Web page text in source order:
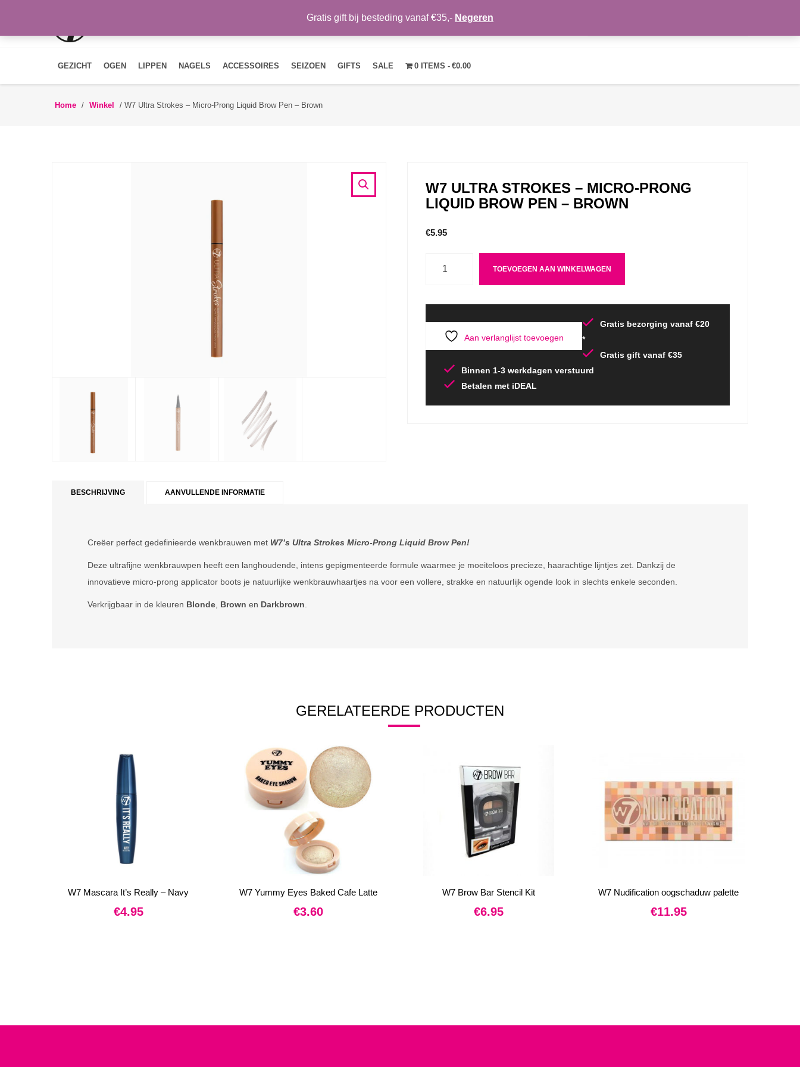
OVER ONS NIEUWS CONTACT MIJN ACCOUNT
GEZICHT OGEN LIPPEN NAGELS ACCESSOIRES SEIZOEN GIFTS SALE 0 ITEMS €0.00
Home / Winkel / W7 Ultra Strokes – Micro-Prong Liquid Brow Pen – Brown
W7 ULTRA STROKES – MICRO-PRONG
LIQUID BROW PEN – BROWN
€5.95
TOEVOEGEN AAN WINKELWAGEN
Aan verlanglijst toevoegen
Gratis bezorging vanaf €20
*
Gratis gift vanaf €35
Binnen 1-3 werkdagen verstuurd
Betalen met iDEAL
BESCHRIJVING AANVULLENDE INFORMATIE
Creëer perfect gedefinieerde wenkbrauwen met W7’s Ultra Strokes Micro-Prong Liquid Brow Pen!
Deze ultrafijne wenkbrauwpen heeft een langhoudende, intens gepigmenteerde formule waarmee je moeiteloos precieze, haarachtige lijntjes zet. Dankzij de
innovatieve micro-prong applicator boots je natuurlijke wenkbrauwhaartjes na voor een vollere, strakke en natuurlijk ogende look in slechts enkele seconden.
Verkrijgbaar in de kleuren Blonde Brown en Darkbrown
GERELATEERDE PRODUCTEN
W7 Mascara It’s Really – Navy
€4.95
W7 Yummy Eyes Baked Cafe Latte
€3.60
W7 Brow Bar Stencil Kit
€6.95
W7 Nudification oogschaduw palette
€11.95
Gratis gift bij besteding vanaf €35,- Negeren